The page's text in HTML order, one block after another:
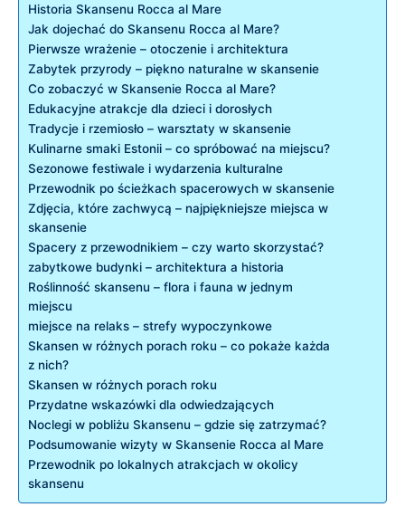
Historia Skansenu Rocca​ al ⁢Mare
Jak dojechać do‍ Skansenu Rocca al Mare?
Pierwsze wrażenie – ⁣otoczenie ⁤i architektura
Zabytek ​przyrody – piękno naturalne w⁤ skansenie
Co zobaczyć w Skansenie ‍Rocca al Mare?
Edukacyjne atrakcje dla dzieci i dorosłych
Tradycje i rzemiosło ‌– warsztaty w skansenie
Kulinarne smaki⁣ Estonii – co ⁣spróbować na miejscu?
Sezonowe⁣ festiwale i‌ wydarzenia kulturalne
Przewodnik po ścieżkach spacerowych w skansenie
Zdjęcia, które‍ zachwycą ‌– ​najpiękniejsze miejsca w
skansenie
Spacery z przewodnikiem – czy warto⁤ skorzystać?
zabytkowe budynki ‍– architektura ⁢a‍ historia
Roślinność skansenu – flora i fauna ⁤w jednym
miejscu
miejsce na⁣ relaks – strefy wypoczynkowe
Skansen w różnych porach roku​ – co pokaże ⁣każda
z⁢ nich?
Skansen w ‍różnych porach roku
Przydatne wskazówki dla odwiedzających
Noclegi‍ w pobliżu ⁣Skansenu – ​gdzie się zatrzymać?
Podsumowanie wizyty ‌w​ Skansenie⁣ Rocca al Mare
Przewodnik po‍ lokalnych atrakcjach w ⁢okolicy⁤
skansenu